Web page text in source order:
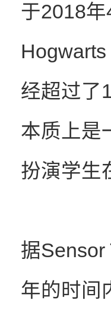
于2018
经超过了
本质上是
扮演学生
据Sensor
年的时间